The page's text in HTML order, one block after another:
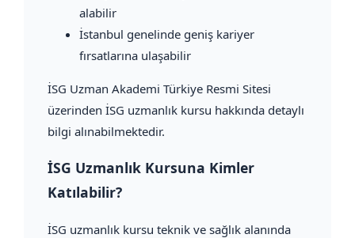
alabilir
İstanbul genelinde geniş kariyer
fırsatlarına ulaşabilir
İSG Uzman Akademi Türkiye Resmi Sitesi
üzerinden İSG uzmanlık kursu hakkında detaylı
bilgi alınabilmektedir.
İSG Uzmanlık Kursuna Kimler
Katılabilir?
İSG uzmanlık kursu teknik ve sağlık alanında